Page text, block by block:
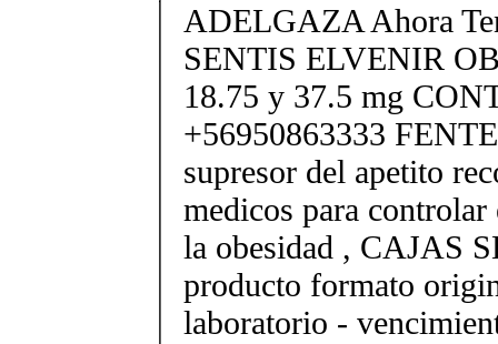
ADELGAZA Ahora
SENTIS ELVENIR
18.75 y 37.5 mg
+56950863333
supresor del apetito
medicos para
la obesidad , CAJAS
producto formato
laboratorio -